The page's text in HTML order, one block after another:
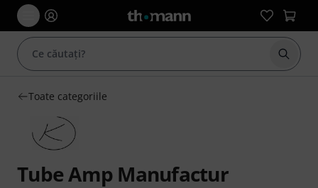
Toate categoriile
Tube Amp Manufactur